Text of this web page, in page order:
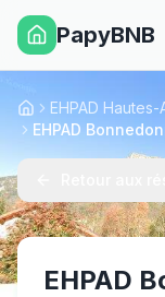
PapyBNB
AccueilEHPAD Hautes-
EHPAD
EHPAD